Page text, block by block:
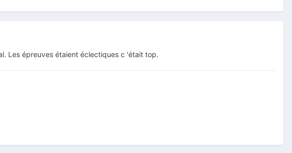
Les épreuves étaient éclectiques c 'était top.